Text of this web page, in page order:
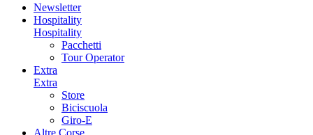
Newsletter
Hospitality
Hospitality
Pacchetti
Tour Operator
Extra
Extra
Store
Biciscuola
Giro-E
Altre Corse